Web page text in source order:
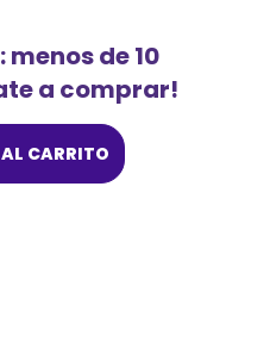
de 10
a comprar!
CARRITO